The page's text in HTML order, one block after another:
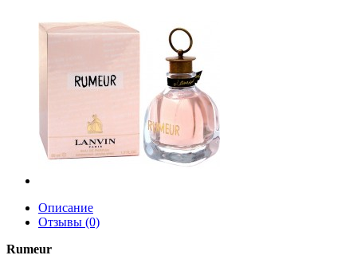
Описание
Отзывы (0)
Rumeur